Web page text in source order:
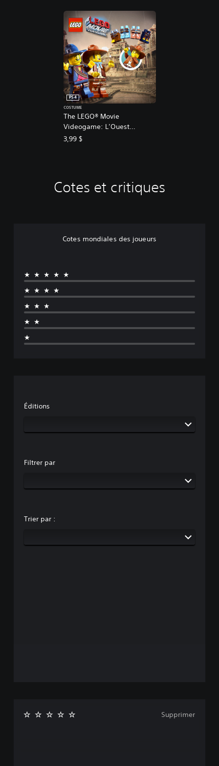
The LEGO® Movie
Videogame: L’Ouest
Sauvage
PS4
COSTUME
3,99 $
Cotes et critiques
Cotes mondiales des joueurs
★★★★★
★★★★
★★★
★★
★
Éditions
Filtrer par
Trier par :
Supprimer